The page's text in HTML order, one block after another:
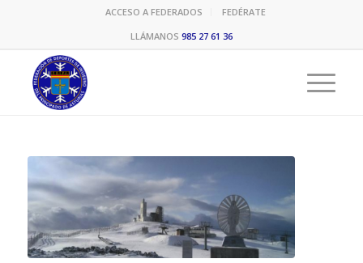
ACCESO A FEDERADOS
FEDÉRATE
LLÁMANOS 985 27 61 36